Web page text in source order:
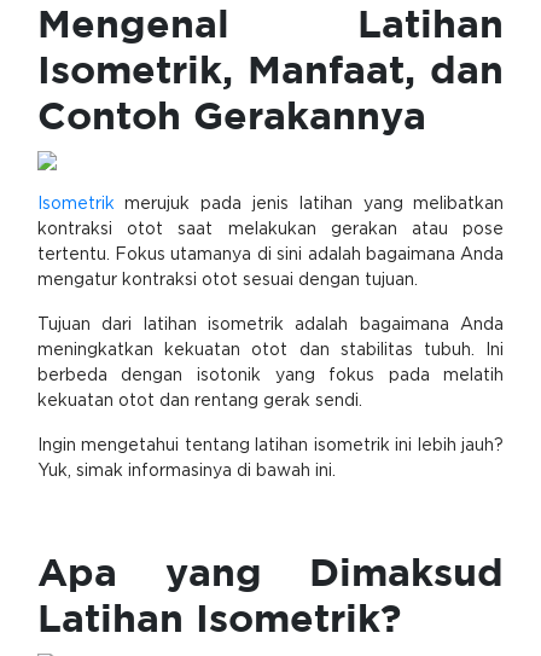
Mengenal Latihan
Isometrik, Manfaat, dan
Contoh Gerakannya
Isometrik merujuk pada jenis latihan yang melibatkan
kontraksi otot saat melakukan gerakan atau pose
tertentu. Fokus utamanya di sini adalah bagaimana Anda
mengatur kontraksi otot sesuai dengan tujuan.
Tujuan dari latihan isometrik adalah bagaimana Anda
meningkatkan kekuatan otot dan stabilitas tubuh. Ini
berbeda dengan isotonik yang fokus pada melatih
kekuatan otot dan rentang gerak sendi.
Ingin mengetahui tentang latihan isometrik ini lebih jauh?
Yuk, simak informasinya di bawah ini.
Apa yang Dimaksud
Latihan Isometrik?